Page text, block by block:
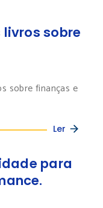
livros sobre
sobre finanças e
Ler
para